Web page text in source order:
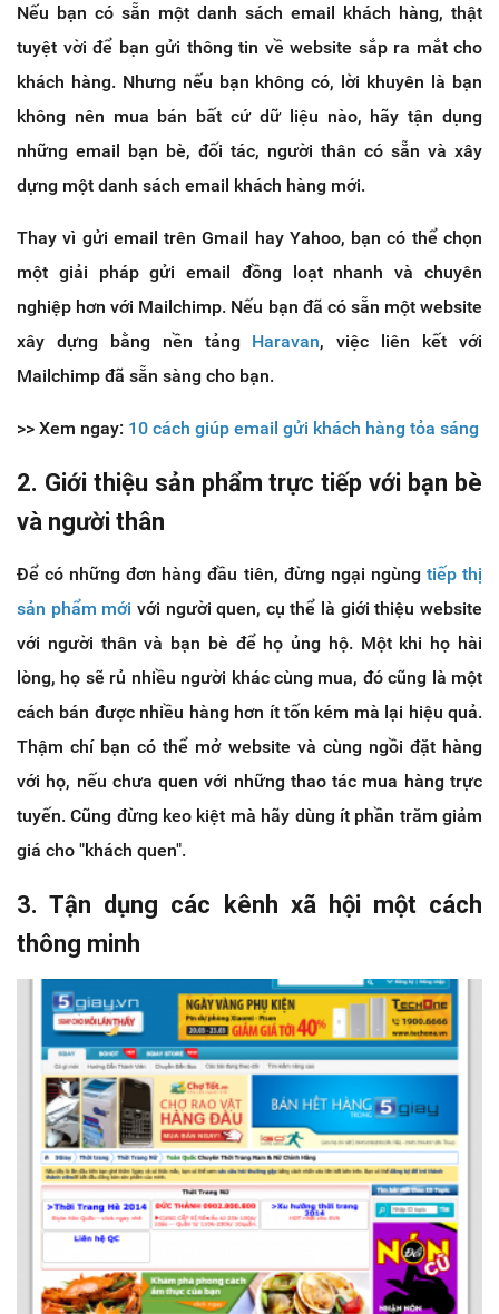
Nếu bạn có sẵn một danh sách email khách hàng, thật
tuyệt vời để bạn gửi thông tin về website sắp ra mắt cho
khách hàng. Nhưng nếu bạn không có, lời khuyên là bạn
không nên mua bán bất cứ dữ liệu nào, hãy tận dụng
những email bạn bè, đối tác, người thân có sẵn và xây
dựng một danh sách email khách hàng mới.
Thay vì gửi email trên Gmail hay Yahoo, bạn có thể chọn
một giải pháp gửi email đồng loạt nhanh và chuyên
nghiệp hơn với Mailchimp. Nếu bạn đã có sẵn một website
xây dựng bằng nền tảng Haravan, việc liên kết với
Mailchimp đã sẵn sàng cho bạn.
>> Xem ngay: 10 cách giúp email gửi khách hàng tỏa sáng
2. Giới thiệu sản phẩm trực tiếp với bạn bè
và người thân
Để có những đơn hàng đầu tiên, đừng ngại ngùng tiếp thị
sản phẩm mới với người quen, cụ thể là giới thiệu website
với người thân và bạn bè để họ ủng hộ. Một khi họ hài
lòng, họ sẽ rủ nhiều người khác cùng mua, đó cũng là một
cách bán được nhiều hàng hơn ít tốn kém mà lại hiệu quả.
Thậm chí bạn có thể mở website và cùng ngồi đặt hàng
với họ, nếu chưa quen với những thao tác mua hàng trực
tuyến. Cũng đừng keo kiệt mà hãy dùng ít phần trăm giảm
giá cho "khách quen".
3. Tận dụng các kênh xã hội một cách
thông minh